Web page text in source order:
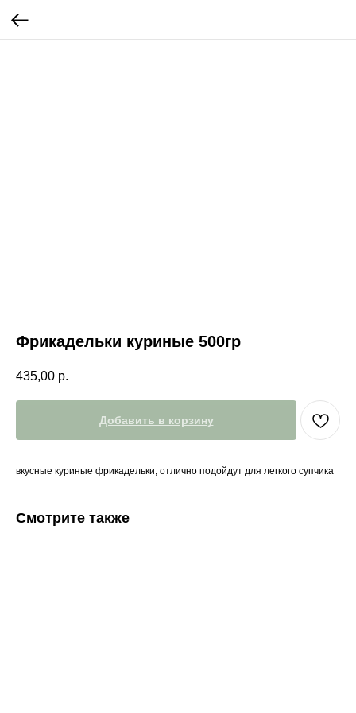
Фрикадельки куриные 500гр
435,00 р.
Добавить в корзину
вкусные куриные фрикадельки, отлично подойдут для легкого супчика
Смотрите также